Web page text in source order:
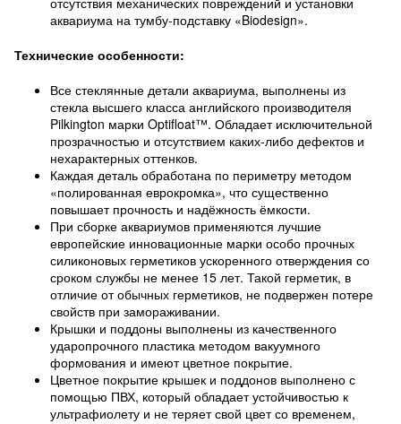
аквариума на тумбу-подставку «Biodesign».
Технические особенности:
Все стеклянные детали аквариума, выполнены из
стекла высшего класса английского производителя
Pilkington марки Optifloat™. Обладает исключительной
прозрачностью и отсутствием каких-либо дефектов и
нехарактерных оттенков.
Каждая деталь обработана по периметру методом
«полированная еврокромка», что существенно
повышает прочность и надёжность ёмкости.
При сборке аквариумов применяются лучшие
европейские инновационные марки особо прочных
силиконовых герметиков ускоренного отверждения со
сроком службы не менее 15 лет. Такой герметик, в
отличие от обычных герметиков, не подвержен потере
свойств при замораживании.
Крышки и поддоны выполнены из качественного
ударопрочного пластика методом вакуумного
формования и имеют цветное покрытие.
Цветное покрытие крышек и поддонов выполнено с
помощью ПВХ, который обладает устойчивостью к
ультрафиолету и не теряет свой цвет со временем,